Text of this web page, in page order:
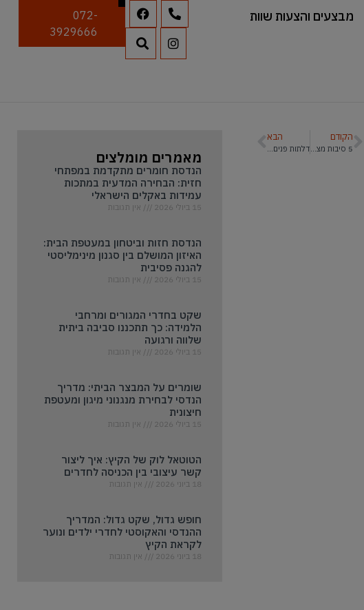
מבצעים והצעות שוות
072-
3929666
הקודם
5 סיבות מצוינות להתקנת דלתות פנים קו אפס
הבא
דלתות פנים מעוצבות מאמרים מומלצים
הנדסת חומרים מתקדמת במפתחי
חזית: הבחירה המדעית במתכות
עמידות באקלים הישראלי
15 ביולי 2026 אין תגובות
הנדסת חזות וביטחון במעטפת הבית:
האיזון המושלם בין סגנון מינימליסטי
להגנה פסיבית
15 ביולי 2026 אין תגובות
שקט בחדרי המגורים ומרחבי
הלמידה: כך תתכננו סביבה ביתית
שלווה ורגועה
15 ביולי 2026 אין תגובות
שומרים על המבצר הביתי: מדריך
הנדסי לבחירת מנגנוני מיגון ומעטפת
חיצונית
15 ביולי 2026 אין תגובות
הטוטאל לוק של הקיץ: איך ליצור
קשר עיצובי בין הכניסה לחדרים
18 ביוני 2026 אין תגובות
חופש גדול, שקט גדול: המדריך
ההנדסי והאקוסטי לחדרי ילדים ונוער
לקראת הקיץ
18 ביוני 2026 אין תגובות